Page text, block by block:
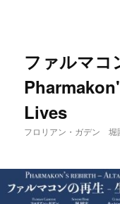
ファルマコ
Lives
フロリアン・ガデン